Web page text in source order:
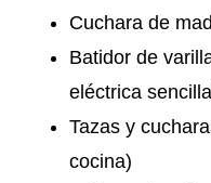
Cuchara de
Batidor de
eléctrica
Tazas y
cocina)